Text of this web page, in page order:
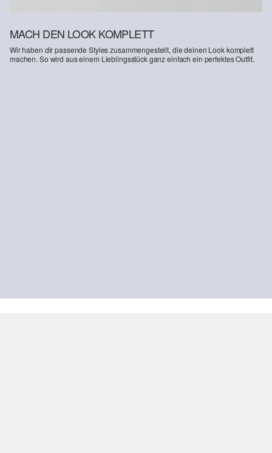
MACH DEN LOOK KOMPLETT
Wir haben dir passende Styles zusammengestellt, die deinen Look komplett
machen. So wird aus einem Lieblingsstück ganz einfach ein perfektes Outfit.